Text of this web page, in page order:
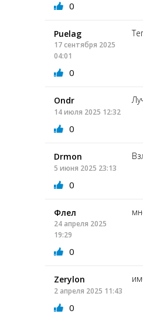
0
Puelag
17 сентября 2025
04:01
0
Ondr
14 июля 2025 12:32
0
Drmon
5 июня 2025 23:13
0
Флел
24 апреля 2025
19:29
0
Zerylon
2 апреля 2025 11:43
0